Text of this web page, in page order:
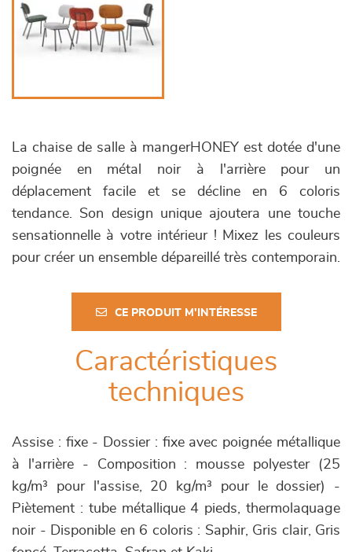
La chaise de salle à mangerHONEY est dotée d'une
poignée en métal noir à l'arrière pour un
déplacement facile et se décline en 6 coloris
tendance. Son design unique ajoutera une touche
sensationnelle à votre intérieur ! Mixez les couleurs
pour créer un ensemble dépareillé très contemporain.
CE PRODUIT M'INTÉRESSE
Caractéristiques
techniques
Assise : fixe - Dossier : fixe avec poignée métallique
à l'arrière - Composition : mousse polyester (25
kg/m³ pour l'assise, 20 kg/m³ pour le dossier) -
Piètement : tube métallique 4 pieds, thermolaquage
noir - Disponible en 6 coloris : Saphir, Gris clair, Gris